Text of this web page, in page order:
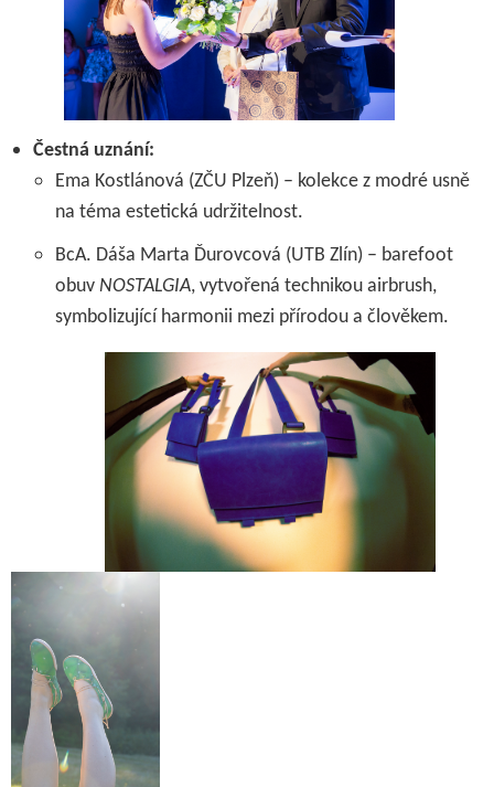
Čestná uznání:
Ema Kostlánová (ZČU Plzeň) – kolekce z modré usně
na téma estetická udržitelnost.
BcA. Dáša Marta Ďurovcová (UTB Zlín) – barefoot
obuv NOSTALGIA, vytvořená technikou airbrush,
symbolizující harmonii mezi přírodou a člověkem.